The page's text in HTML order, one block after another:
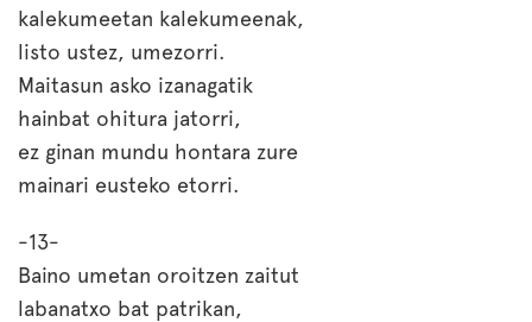
kalekumeetan kalekumeenak,
listo ustez, umezorri.
Maitasun asko izanagatik
hainbat ohitura jatorri,
ez ginan mundu hontara zure
mainari eusteko etorri.
-13-
Baino umetan oroitzen zaitut
labanatxo bat patrikan,